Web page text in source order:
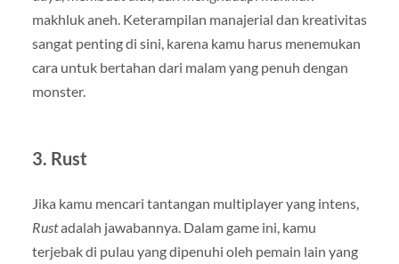
makhluk aneh. Keterampilan manajerial dan kreativitas
sangat penting di sini, karena kamu harus menemukan
cara untuk bertahan dari malam yang penuh dengan
monster.
3. Rust
Jika kamu mencari tantangan multiplayer yang intens,
Rustadalah jawabannya. Dalam game ini, kamu
terjebak di pulau yang dipenuhi oleh pemain lain yang